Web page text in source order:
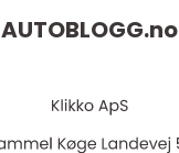
AUTOBLOGG.no